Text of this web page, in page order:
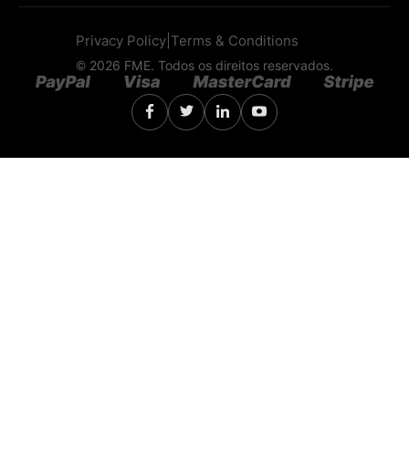
Privacy Policy Terms & Conditions
© 2026 FME. Todos os direitos reservados.